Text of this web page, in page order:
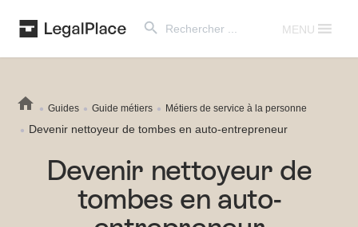
for:
MENU
Guides Guide métiers Métiers de service à la personne
Devenir nettoyeur de tombes en auto-entrepreneur
Devenir nettoyeur de
tombes en auto-